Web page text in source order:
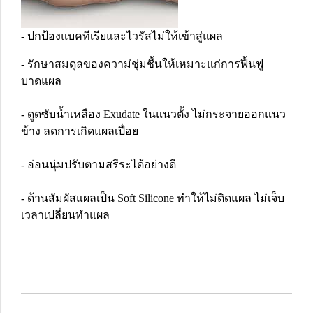
- ปกป้องแบคทีเรียและไวรัสไม่ให้เข้าสู่แผล
- รักษาสมดุลของความ่ชุ่มชื้นให้เหมาะแก่การฟื้นฟู
บาดแผล
- ดูดซับน้ำเหลือง Exudate ในแนวตั้ง ไม่กระจายออกแนว
ข้าง ลดการเกิดแผลเปื่อย
- อ่อนนุ่มปรับตามสรีระได้อย่างดี
- ด้านสัมผัสแผลเป็น Soft Silicone ทำให้ไม่ติดแผล ไม่เจ็บ
เวลาเปลี่ยนทำแผล